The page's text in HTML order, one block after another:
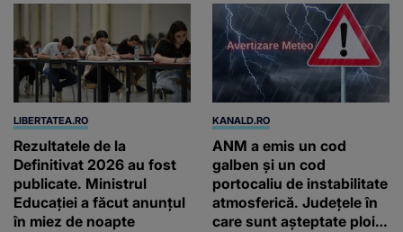
LIBERTATEA.RO
Rezultatele de la
Definitivat 2026 au fost
publicate. Ministrul
Educației a făcut anunțul
în miez de noapte
KANALD.RO
ANM a emis un cod
galben și un cod
portocaliu de instabilitate
atmosferică. Județele în
care sunt așteptate ploi